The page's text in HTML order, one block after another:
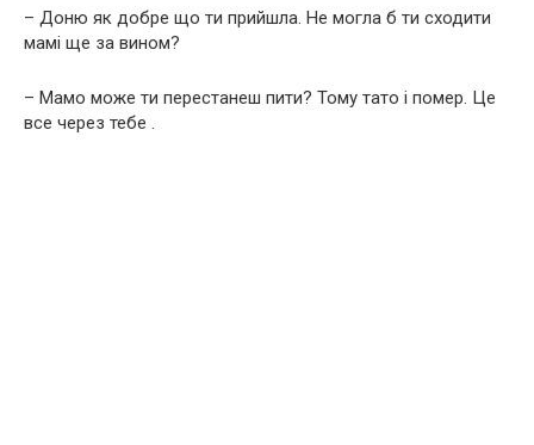
– Доню як добре що ти прийшла. Не могла б ти сходити
мамі ще за вином?
– Мамо може ти перестанеш пити? Тому тато і помер. Це
все через тебе .